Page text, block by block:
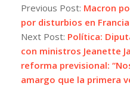
07-
01
Previous Post: Macron
por disturbios en Francia
Next Post: Política:
con ministros Jeanette
reforma previsional:
amargo que la primera